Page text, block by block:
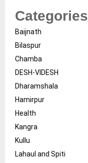
Categories
Baijnath
Bilaspur
Chamba
DESH-VIDESH
Dharamshala
Hamirpur
Health
Kangra
Kullu
Lahaul and Spiti